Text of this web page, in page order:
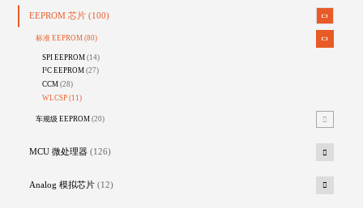
EEPROM 芯片 (100)
标准 EEPROM(80)
SPI EEPROM(14)
I²C EEPROM(27)
CCM(28)
WLCSP(11)
车规级 EEPROM(20)
MCU 微处理器 (126)
Analog 模拟芯片 (12)